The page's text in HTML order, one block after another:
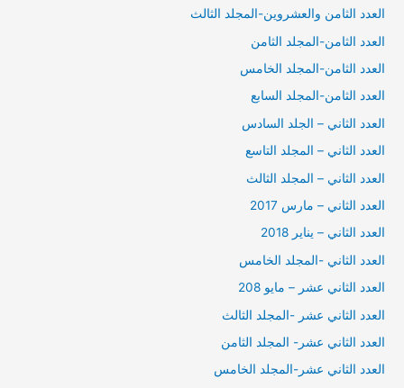
العدد الثامن والعشروين-المجلد الثالث
العدد الثامن-المجلد الثامن
العدد الثامن-المجلد الخامس
العدد الثامن-المجلد السابع
العدد الثاني – الجلد السادس
العدد الثاني – المجلد التاسع
العدد الثاني – المجلد الثالث
العدد الثاني – مارس 2017
العدد الثاني – يناير 2018
العدد الثاني -المجلد الخامس
العدد الثاني عشر – مايو 208
العدد الثاني عشر -المجلد الثالث
العدد الثاني عشر- المجلد الثامن
العدد الثاني عشر-المجلد الخامس